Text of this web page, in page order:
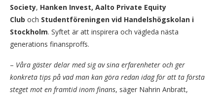
Society, Hanken Invest, Aalto Private Equity
Club och Studentföreningen vid Handelshögskolan i
Stockholm. Syftet är att inspirera och vägleda nästa
generations finansproffs.
– Våra gäster delar med sig av sina erfarenheter och ger
konkreta tips på vad man kan göra redan idag för att ta första
steget mot en framtid inom finans, säger Nahrin Anbratt,